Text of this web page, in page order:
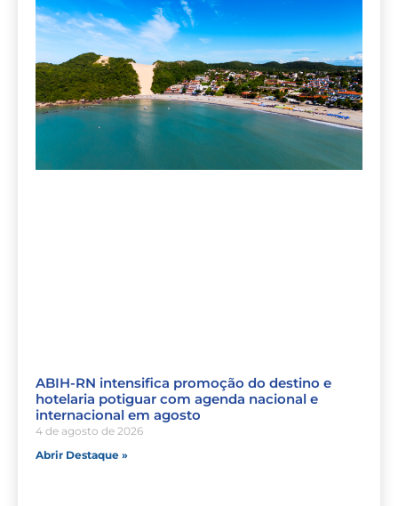
ABIH-RN intensifica promoção do destino e
hotelaria potiguar com agenda nacional e
internacional em agosto
4 de agosto de 2026
Abrir Destaque »